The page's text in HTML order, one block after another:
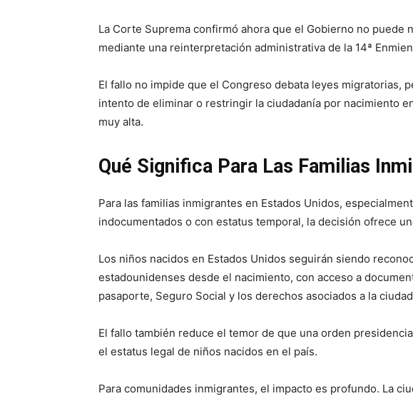
La Corte Suprema confirmó ahora que el Gobierno no puede
mediante una reinterpretación administrativa de la 14ª
El fallo no impide que el Congreso debata leyes migratorias,
intento de eliminar o restringir la ciudadanía por nacimiento
muy alta.
Qué Significa Para Las Familias
Para las familias inmigrantes en Estados Unidos,
indocumentados o con estatus temporal, la decisión ofrece
Los niños nacidos en Estados Unidos seguirán siendo
estadounidenses desde el nacimiento, con acceso a
pasaporte, Seguro Social y los derechos asociados a la
El fallo también reduce el temor de que una orden
el estatus legal de niños nacidos en el país.
Para comunidades inmigrantes, el impacto es profundo. La